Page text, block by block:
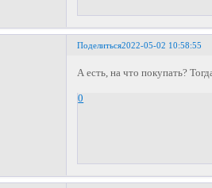
Поделиться2022-05-02 10:58:55
А есть, на что покупать?
0